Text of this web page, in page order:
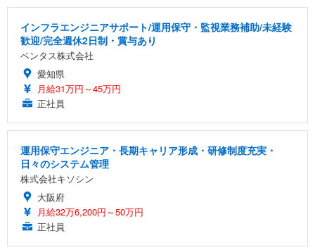
インフラエンジニアサポート/運用保守・監視業務補助/未経験
歓迎/完全週休2日制・賞与あり
ベンタス株式会社
愛知県
月給31万円～45万円
正社員
運用保守エンジニア・長期キャリア形成・研修制度充実・
日々のシステム管理
株式会社キソシン
大阪府
月給32万6,200円～50万円
正社員